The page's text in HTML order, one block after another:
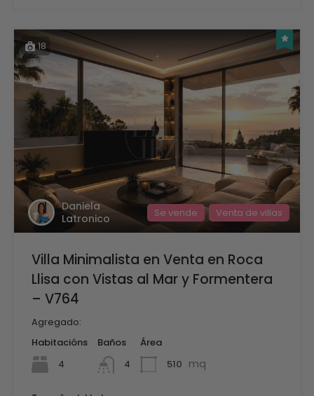
18
Daniela
Latronico
Se vende Venta de villas
Villa Minimalista en Venta en Roca
Llisa con Vistas al Mar y Formentera
– V764
Agregado:
Habitacións
4
Baños
4
Área
510 mq